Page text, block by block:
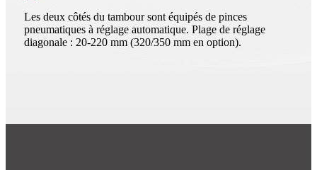
Les deux côtés du tambour sont équipés de pinces
pneumatiques à réglage automatique. Plage de réglage
diagonale : 20-220 mm (320/350 mm en option).